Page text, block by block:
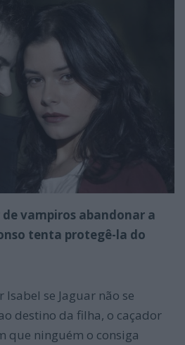
de vampiros abandonar a
tenta protegê-la do
se Jaguar não se
destino da filha, o caçador
que ninguém o consiga